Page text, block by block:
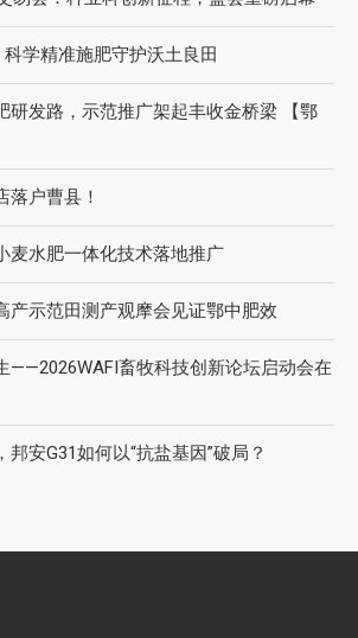
科学精准施肥守护沃土良田
研发路，示范推广架起丰收金桥梁 【鄂
落户曹县！
麦水肥一体化技术落地推广
产示范田测产观摩会见证鄂中肥效
——2026WAFI畜牧科技创新论坛启动会在
安G31如何以“抗盐基因”破局？